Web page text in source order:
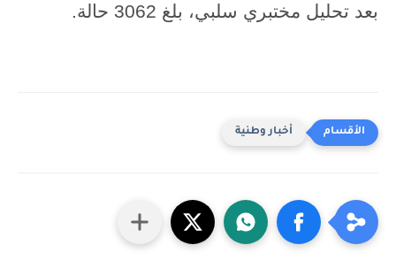
بعد تحليل مختبري سلبي، بلغ 3062 حالة.
أخبار وطنية